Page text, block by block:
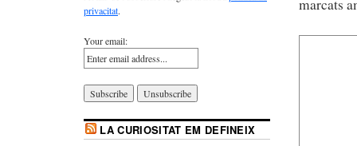
marcats
privacitat.
Your email:
LA CURIOSITAT EM DEFINEIX